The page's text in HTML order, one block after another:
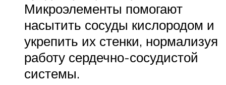
Микроэлементы помогают
насытить сосуды кислородом и
укрепить их стенки, нормализуя
работу сердечно-сосудистой
системы.